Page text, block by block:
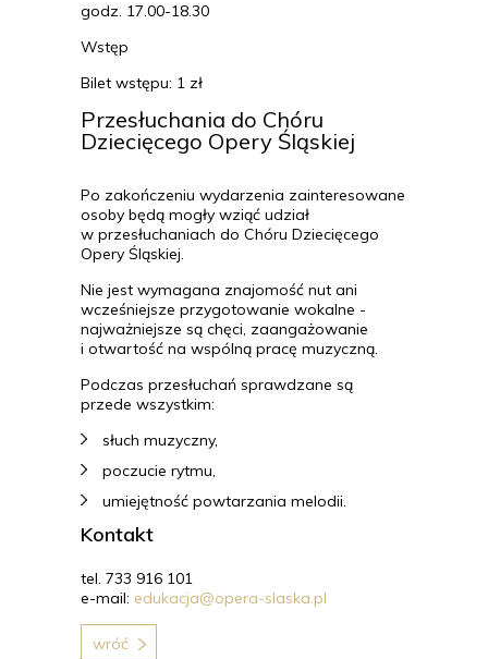
godz. 17.00-18.30
Wstęp
Bilet wstępu: 1 zł
Przesłuchania do Chóru
Dziecięcego Opery Śląskiej
Po zakończeniu wydarzenia zainteresowane
osoby będą mogły wziąć udział
w przesłuchaniach do Chóru Dziecięcego
Opery Śląskiej.
Nie jest wymagana znajomość nut ani
wcześniejsze przygotowanie wokalne -
najważniejsze są chęci, zaangażowanie
i otwartość na wspólną pracę muzyczną.
Podczas przesłuchań sprawdzane są
przede wszystkim:
słuch muzyczny,
poczucie rytmu,
umiejętność powtarzania melodii.
Kontakt
tel. 733 916 101
e-mail: edukacja@opera-slaska.pl
wróć